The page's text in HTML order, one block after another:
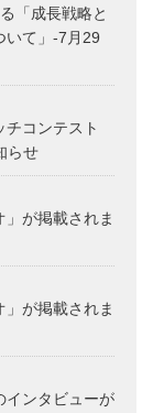
「成長戦略と
いて」-7月29
コンテスト
らせ
が掲載されま
が掲載されま
インタビューが